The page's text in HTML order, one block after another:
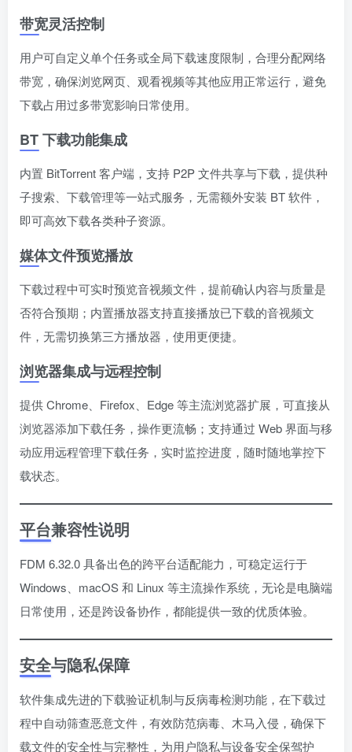
带宽灵活控制
用户可自定义单个任务或全局下载速度限制，合理分配网络
带宽，确保浏览网页、观看视频等其他应用正常运行，避免
下载占用过多带宽影响日常使用。
BT 下载功能集成
内置 BitTorrent 客户端，支持 P2P 文件共享与下载，提供种
子搜索、下载管理等一站式服务，无需额外安装 BT 软件，
即可高效下载各类种子资源。
媒体文件预览播放
下载过程中可实时预览音视频文件，提前确认内容与质量是
否符合预期；内置播放器支持直接播放已下载的音视频文
件，无需切换第三方播放器，使用更便捷。
浏览器集成与远程控制
提供 Chrome、Firefox、Edge 等主流浏览器扩展，可直接从
浏览器添加下载任务，操作更流畅；支持通过 Web 界面与移
动应用远程管理下载任务，实时监控进度，随时随地掌控下
载状态。
平台兼容性说明
FDM 6.32.0 具备出色的跨平台适配能力，可稳定运行于
Windows、macOS 和 Linux 等主流操作系统，无论是电脑端
日常使用，还是跨设备协作，都能提供一致的优质体验。
安全与隐私保障
软件集成先进的下载验证机制与反病毒检测功能，在下载过
程中自动筛查恶意文件，有效防范病毒、木马入侵，确保下
载文件的安全性与完整性，为用户隐私与设备安全保驾护